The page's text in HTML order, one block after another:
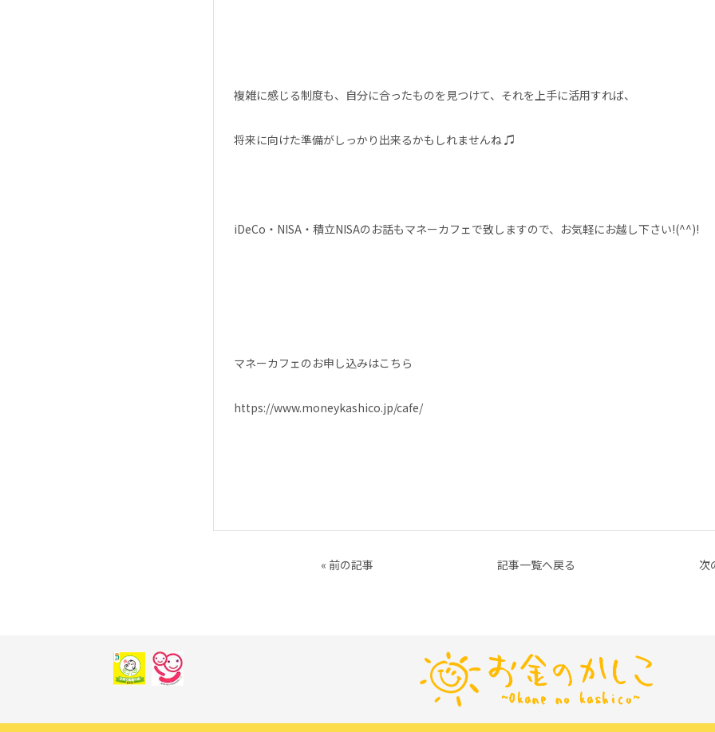
複雑に感じる制度も、自分に合ったものを見つけて、それを上手に活用すれば、
将来に向けた準備がしっかり出来るかもしれませんね ♫
iDeCo・NISA・積立NISAのお話もマネーカフェで致しますので、お気軽にお越し下さい!(^^)!
マネーカフェのお申し込みはこちら
https://www.moneykashico.jp/cafe/
« 前の記事 記事一覧へ戻る 次